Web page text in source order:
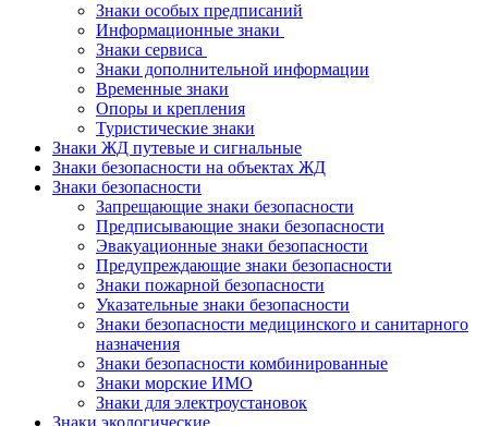
Знаки особых предписаний
Информационные знаки
Знаки сервиса
Знаки дополнительной информации
Временные знаки
Опоры и крепления
Туристические знаки
Знаки ЖД путевые и сигнальные
Знаки безопасности на объектах ЖД
Знаки безопасности
Запрещающие знаки безопасности
Предписывающие знаки безопасности
Эвакуационные знаки безопасности
Предупреждающие знаки безопасности
Знаки пожарной безопасности
Указательные знаки безопасности
Знаки безопасности медицинского и санитарного
назначения
Знаки безопасности комбинированные
Знаки морские ИМО
Знаки для электроустановок
Знаки экологические